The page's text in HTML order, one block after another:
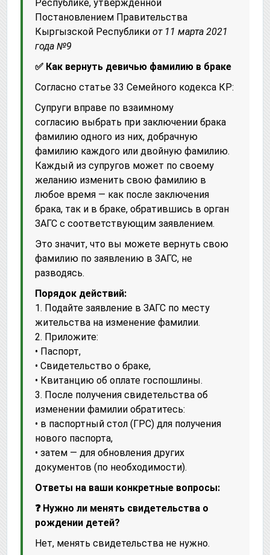
Республике, утвержденной
Постановлением Правительства
Кыргызской Республики от 11 марта 2021
года №9
✅ Как вернуть девичью фамилию в браке
Согласно статье 33 Семейного кодекса КР:
Супруги вправе по взаимному
согласию выбрать при заключении брака
фамилию одного из них, добрачную
фамилию каждого или двойную фамилию.
Каждый из супругов может по своему
желанию изменить свою фамилию в
любое время — как после заключения
брака, так и в браке, обратившись в орган
ЗАГС с соответствующим заявлением.
Это значит, что вы можете вернуть свою
фамилию по заявлению в ЗАГС, не
разводясь.
Порядок действий:
1. Подайте заявление в ЗАГС по месту
жительства на изменение фамилии.
2. Приложите:
• Паспорт,
• Свидетельство о браке,
• Квитанцию об оплате госпошлины.
3. После получения свидетельства об
изменении фамилии обратитесь:
• в паспортный стол (ГРС) для получения
нового паспорта,
• затем — для обновления других
документов (по необходимости).
Ответы на ваши конкретные вопросы:
❓ Нужно ли менять свидетельства о
рождении детей?
Нет, менять свидетельства не нужно.